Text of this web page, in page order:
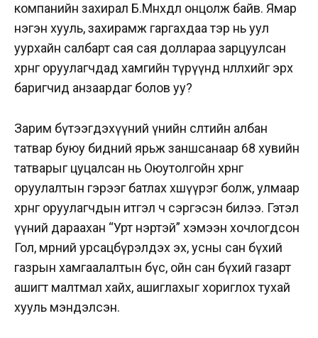
компанийн захирал Б.Мөнхдөл онцолж байв. Ямар
нэгэн хууль, захирамж гаргахдаа тэр нь уул
уурхайн салбарт сая сая доллараа зарцуулсан
хөрөнгө оруулагчдад хамгийн түрүүнд нөлөөлөхийг эрх
баригчид анзаардаг болов уу?
Зарим бүтээгдэхүүний үнийн өсөлтийн албан
татвар буюу бидний ярьж заншсанаар 68 хувийн
татварыг цуцалсан нь Оюутолгойн хөрөнгө
оруулалтын гэрээг батлах хөшүүрэг болж, улмаар
хөрөнгө оруулагчдын итгэл ч сэргэсэн билээ. Гэтэл
үүний дараахан “Урт нэртэй” хэмээн хочлогдсон
Гол, мөрний урсацбүрэлдэх эх, усны сан бүхий
газрын хамгаалалтын бүс, ойн сан бүхий газарт
ашигт малтмал хайх, ашиглахыг хориглох тухай
хууль мэндэлсэн.